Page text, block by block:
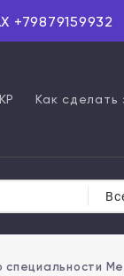
+79879159932
Как сделать
специальности